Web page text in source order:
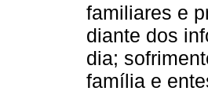
familiares e
diante dos
dia;
família e